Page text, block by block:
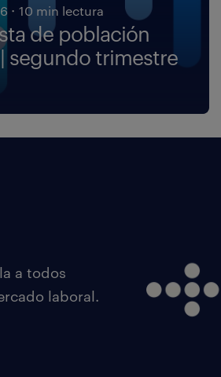
·10 min lectura
de población
segundo trimestre
a todos
laboral.